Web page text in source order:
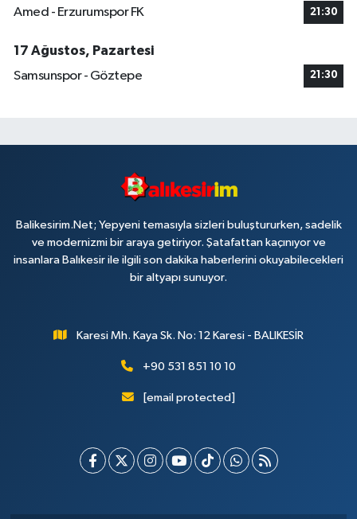
Amed - Erzurumspor FK 21:30
17 Ağustos, Pazartesi
Samsunspor - Göztepe
21:30
Balikesirim.Net; Yepyeni temasıyla sizleri buluştururken, sadelik
ve modernizmi bir araya getiriyor. Şatafattan kaçınıyor ve
insanlara Balıkesir ile ilgili son dakika haberlerini okuyabilecekleri
bir altyapı sunuyor.
Karesi Mh. Kaya Sk. No: 12 Karesi - BALIKESİR
+90 531 851 10 10
[email protected]